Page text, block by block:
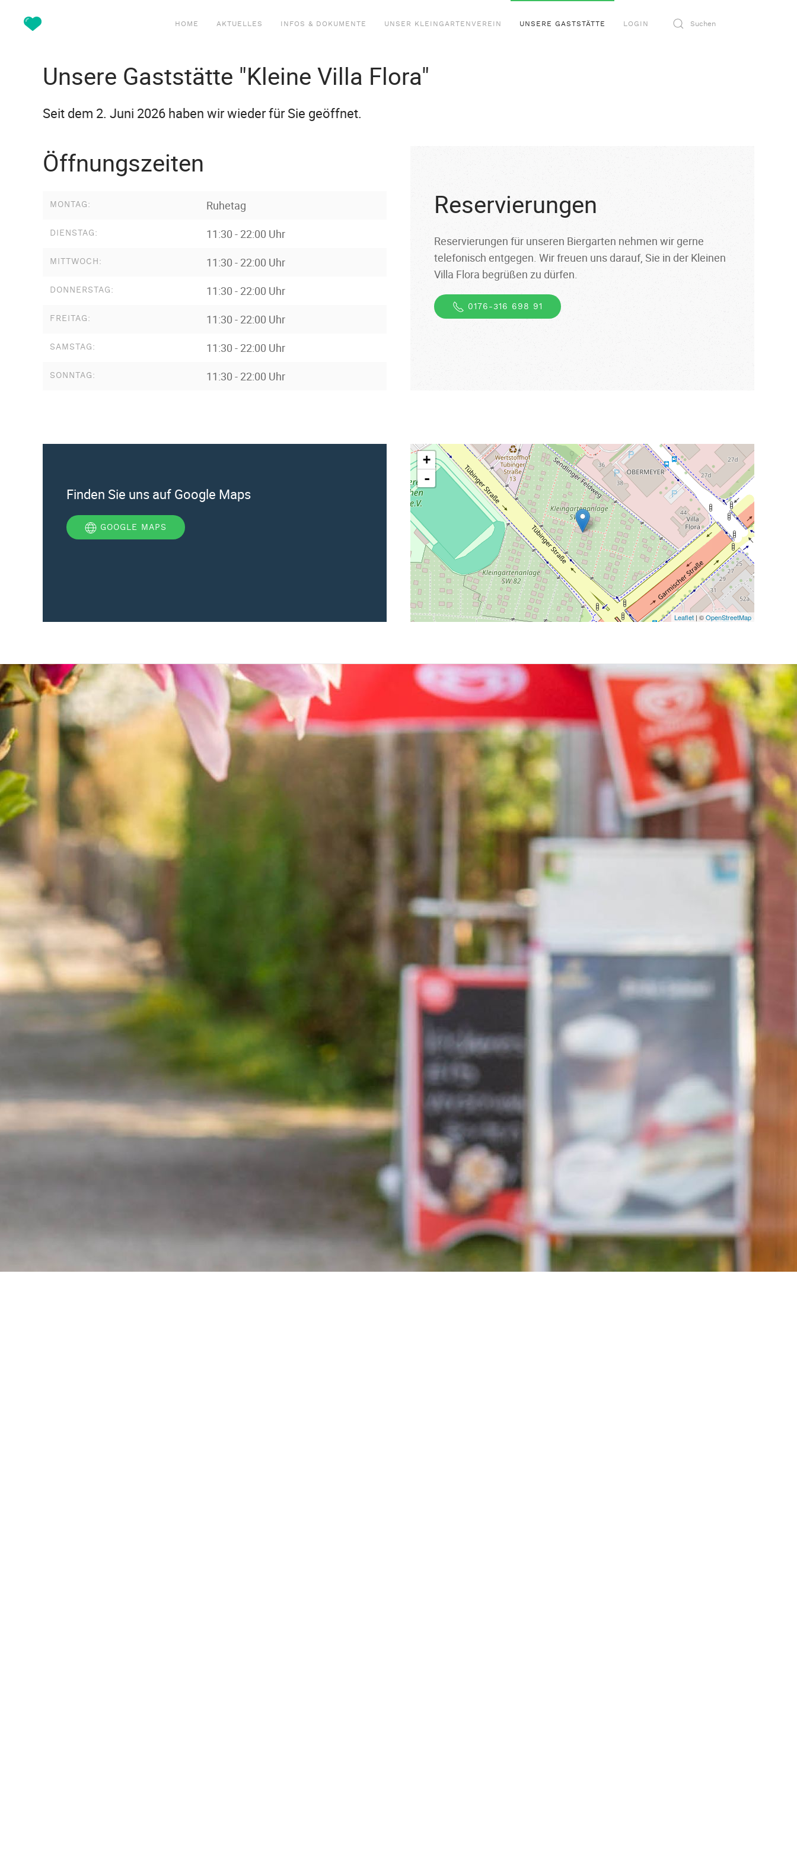
HOME AKTUELLES INFOS & DOKUMENTE UNSER KLEINGARTENVEREIN UNSERE GASTSTÄTTE LOGIN
Unsere Gaststätte "Kleine Villa Flora"
Seit dem 2. Juni 2026 haben wir wieder für Sie geöffnet.
Öffnungszeiten
MONTAG: Ruhetag
DIENSTAG: 11:30 - 22:00 Uhr
MITTWOCH: 11:30 - 22:00 Uhr
DONNERSTAG: 11:30 - 22:00 Uhr
FREITAG: 11:30 - 22:00 Uhr
SAMSTAG: 11:30 - 22:00 Uhr
SONNTAG: 11:30 - 22:00 Uhr
Reservierungen
Reservierungen für unseren Biergarten nehmen wir gerne
telefonisch entgegen. Wir freuen uns darauf, Sie in der Kleinen
Villa Flora begrüßen zu dürfen.
0176-316 698 91
Finden Sie uns auf Google Maps
GOOGLE MAPS
+
-
Leaflet | ©OpenStreetMap